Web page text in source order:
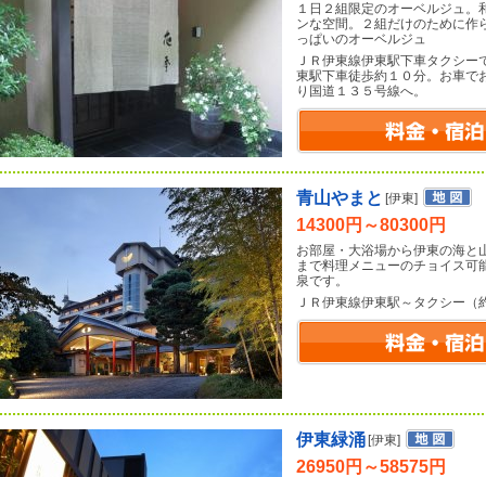
１日２組限定のオーベルジュ
ンな空間。２組だけのために作
っぱいのオーベルジュ
ＪＲ伊東線伊東駅下車タクシ
東駅下車徒歩約１０分。お車で
り国道１３５号線へ。
青山やまと [伊東]
14300円～80300円
お部屋・大浴場から伊東の海
まで料理メニューのチョイス
泉です。
ＪＲ伊東線伊東駅～タクシー（
伊東緑涌 [伊東]
26950円～58575円